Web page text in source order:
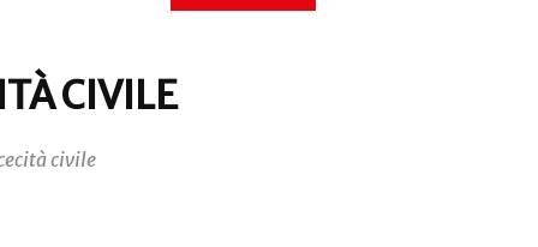
CIVILE
civile